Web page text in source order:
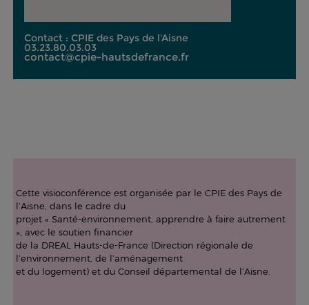
Contact : CPIE des Pays de l'Aisne
03.23.80.03.03
contact@cpie-hautsdefrance.fr
Cette visioconférence est organisée par le CPIE des Pays de
l’Aisne, dans le cadre du
projet « Santé-environnement, apprendre à faire autrement
», avec le soutien financier
de la DREAL Hauts-de-France (Direction régionale de
l’environnement, de l’aménagement
et du logement) et du Conseil départemental de l’Aisne.